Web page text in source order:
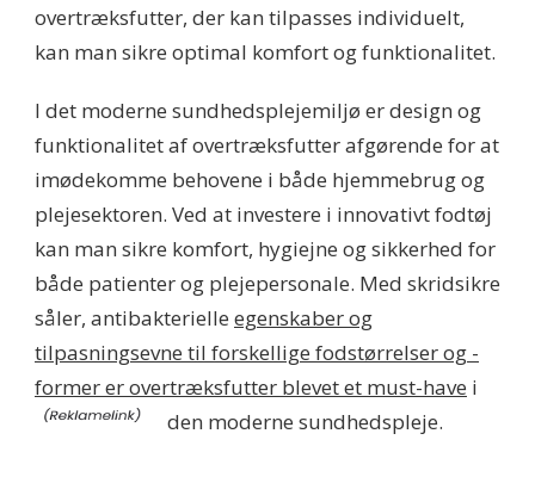
overtræksfutter, der kan tilpasses individuelt,
kan man sikre optimal komfort og funktionalitet.
I det moderne sundhedsplejemiljø er design og
funktionalitet af overtræksfutter afgørende for at
imødekomme behovene i både hjemmebrug og
plejesektoren. Ved at investere i innovativt fodtøj
kan man sikre komfort, hygiejne og sikkerhed for
både patienter og plejepersonale. Med skridsikre
såler, antibakterielle egenskaber og
tilpasningsevne til forskellige fodstørrelser og -
former er overtræksfutter blevet et must-have i
den moderne sundhedspleje.